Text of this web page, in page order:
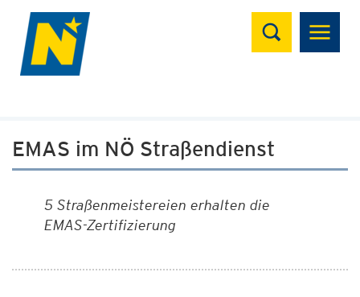
Suchen
EMAS im NÖ Straßendienst
5 Straßenmeistereien erhalten die
EMAS-Zertifizierung